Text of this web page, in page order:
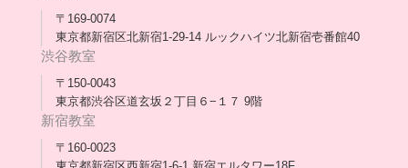
メディア出演
スタッフ紹介
合格・進路実績
〒169-0074
東京都新宿区北新宿1-29-14 ルックハイツ北新宿壱番館40
渋谷教室
〒150-0043
東京都渋谷区道玄坂２丁目６−１７ 9階
新宿教室
〒160-0023